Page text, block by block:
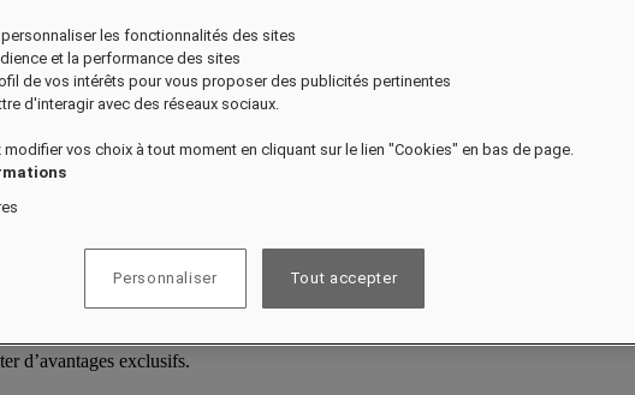
d’avantages exclusifs.
les fonctionnalités des sites
et la performance des sites
de vos intérêts pour vous proposer des publicités pertinentes
d'interagir avec des réseaux sociaux.
vos choix à tout moment en cliquant sur le lien "Cookies" en bas de page.
Personnaliser Tout accepter